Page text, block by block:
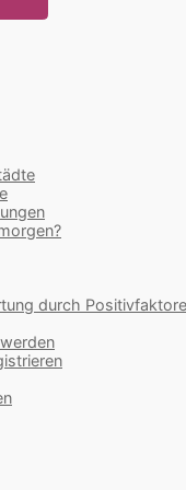
durch